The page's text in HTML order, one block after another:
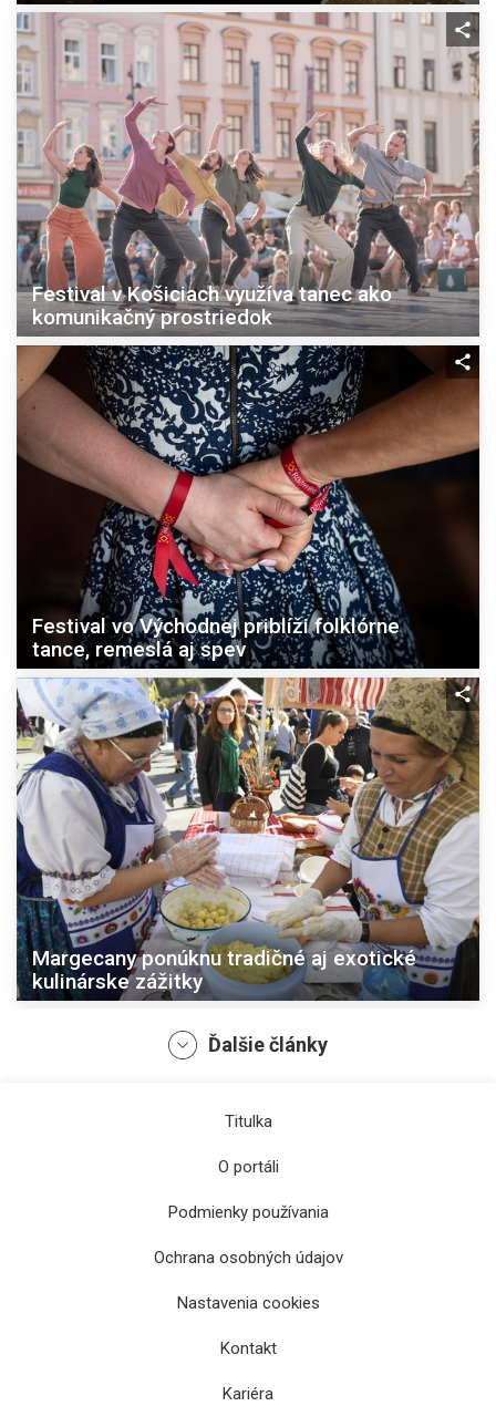
Festival v Košiciach využíva tanec ako
komunikačný prostriedok
Festival vo Východnej priblíži folklórne
tance, remeslá aj spev
Margecany ponúknu tradičné aj exotické
kulinárske zážitky
V Košiciach sa predstaví viacero komunít
Ďalšie články
Titulka
O portáli
Podmienky používania
Ochrana osobných údajov
Nastavenia cookies
Kontakt
Kariéra